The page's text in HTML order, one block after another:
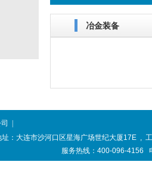
冶金装备
址：大连市沙河口区星海广场世纪大厦17E ,
服务热线：400-096-4156